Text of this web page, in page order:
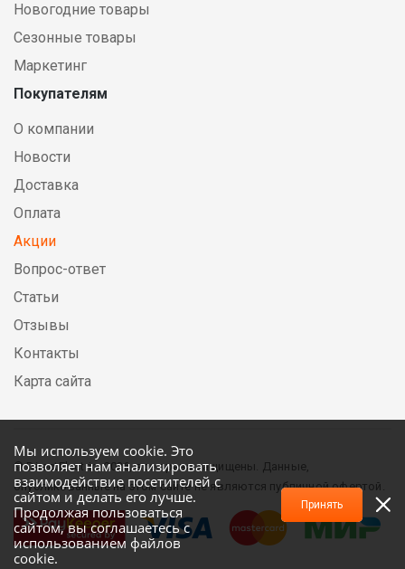
Мы используем cookie. Это
позволяет нам анализировать
взаимодействие посетителей с
сайтом и делать его лучше.
Продолжая пользоваться
сайтом, вы соглашаетесь с
использованием файлов
cookie.
Принять
Новогодние товары
Сезонные товары
Маркетинг
Покупателям
О компании
Новости
Доставка
Оплата
Акции
Вопрос-ответ
Статьи
Отзывы
Контакты
Карта сайта
© DirectElectric, 2026, все права защищены. Данные,
опубликованные на этом сайте не являются публичной офертой.